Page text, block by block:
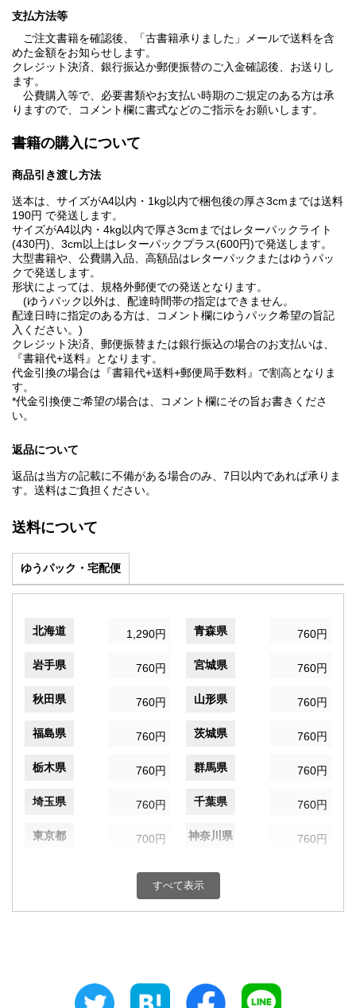
支払方法等
ご注文書籍を確認後、「古書籍承りました」メールで送料を含
めた金額をお知らせします。
クレジット決済、銀行振込か郵便振替のご入金確認後、お送りし
ます。
公費購入等で、必要書類やお支払い時期のご規定のある方は承
りますので、コメント欄に書式などのご指示をお願いします。
書籍の購入について
商品引き渡し方法
送本は、サイズがA4以内・1kg以内で梱包後の厚さ3cmまでは送料
190円 で発送します。
サイズがA4以内・4kg以内で厚さ3cmまではレターパックライト
(430円)、3cm以上はレターパックプラス(600円)で発送します。
大型書籍や、公費購入品、高額品はレターパックまたはゆうパッ
クで発送します。
形状によっては、規格外郵便での発送となります。
(ゆうパック以外は、配達時間帯の指定はできません。
配達日時に指定のある方は、コメント欄にゆうパック希望の旨記
入ください。)
クレジット決済、郵便振替または銀行振込の場合のお支払いは、
『書籍代+送料』となります。
代金引換の場合は『書籍代+送料+郵便局手数料』で割高となりま
す。
*代金引換便ご希望の場合は、コメント欄にその旨お書きくださ
い。
返品について
返品は当方の記載に不備がある場合のみ、7日以内であれば承りま
す。送料はご負担ください。
送料について
ゆうパック・宅配便
北海道 1,290円 青森県 760円
岩手県 760円 宮城県 760円
秋田県 760円 山形県 760円
福島県 760円 茨城県 760円
栃木県 760円 群馬県 760円
埼玉県 760円 千葉県 760円
東京都 700円 神奈川県 760円
760円 富山県
すべて表示